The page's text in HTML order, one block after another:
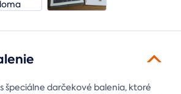
špeciálne darčekové balenia, ktoré